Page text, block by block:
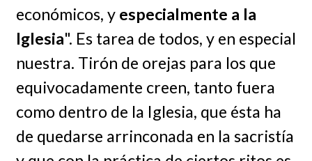
económicos, y especialmente a la
Iglesia". Es tarea de todos, y en especial
nuestra. Tirón de orejas para los que
equivocadamente creen, tanto fuera
como dentro de la Iglesia, que ésta ha
de quedarse arrinconada en la sacristía